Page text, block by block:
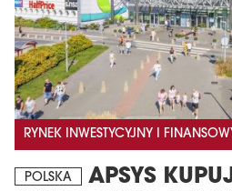
RYNEK INWESTYCYJNY I
POLSKA
APSYS